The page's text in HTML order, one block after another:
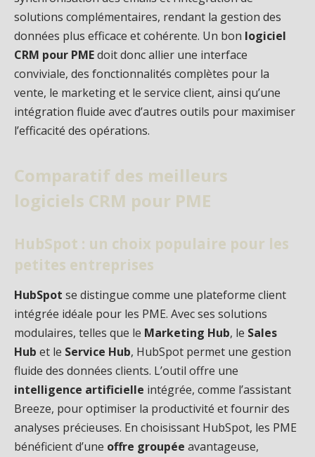
solutions complémentaires, rendant la gestion des
données plus efficace et cohérente. Un bon logiciel
CRM pour PMEdoit donc allier une interface
conviviale, des fonctionnalités complètes pour la
vente, le marketing et le service client, ainsi qu’une
intégration fluide avec d’autres outils pour maximiser
l’efficacité des opérations.
Comparatif des meilleurs
logiciels CRM pour PME
HubSpot : un choix populaire pour les
petites entreprises
HubSpot se distingue comme une plateforme client
intégrée idéale pour les PME. Avec ses solutions
modulaires, telles que le Marketing Hub, le Sales
Hub et le Service Hub, HubSpot permet une gestion
fluide des données clients. L’outil offre une
intelligence artificielle intégrée, comme l’assistant
Breeze, pour optimiser la productivité et fournir des
analyses précieuses. En choisissant HubSpot, les PME
bénéficient d’une offre groupée avantageuse,